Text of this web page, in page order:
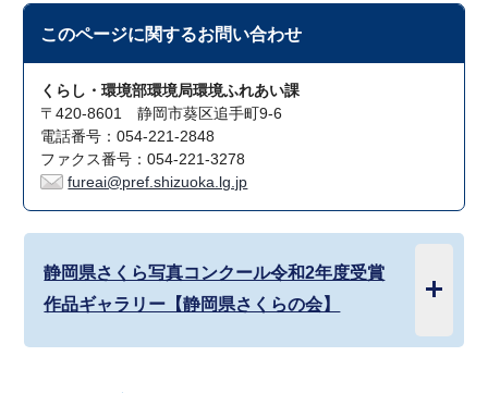
このページに関するお問い合わせ
くらし・環境部環境局環境ふれあい課
〒420-8601 静岡市葵区追手町9-6
電話番号：054-221-2848
ファクス番号：054-221-3278
fureai@pref.shizuoka.lg.jp
静岡県さくら写真コンクール令和2年度受賞
作品ギャラリー【静岡県さくらの会】